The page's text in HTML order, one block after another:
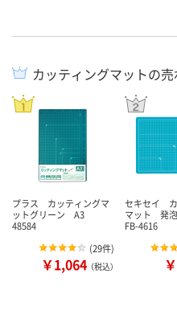
カッティングマットの
プラス カッティングマ
ットグリーン A3
48584
(29件)
￥1,064 （税込）
セキセイ
マット 発
FB-4616